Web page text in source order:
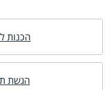
הכנות
הגשת